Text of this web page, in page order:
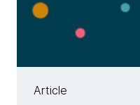
Article